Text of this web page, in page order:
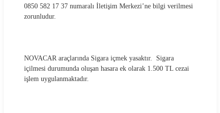
0850 582 17 37 numaralı İletişim Merkezi’ne bilgi verilmesi
zorunludur.
NOVACAR araçlarında Sigara içmek yasaktır. Sigara
içilmesi durumunda oluşan hasara ek olarak 1.500 TL cezai
işlem uygulanmaktadır.